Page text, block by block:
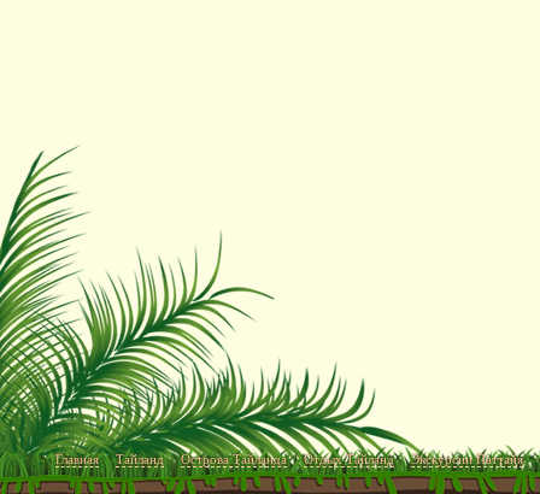
Главная Тайланд Острова Тайланда Отдых Тайланд Экскурсии Паттайя